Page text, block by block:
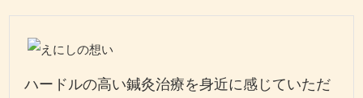
ハードルの高い鍼灸治療を身近に感じていただ